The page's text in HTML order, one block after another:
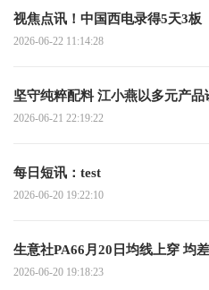
视焦点讯！中国西电录得5天3板
2026-06-22 11:14:28
坚守纯粹配料 江小燕以多元产
2026-06-21 22:19:22
每日短讯：test
2026-06-20 19:22:10
生意社PA66月20日均线上穿 均
2026-06-20 19:18:23